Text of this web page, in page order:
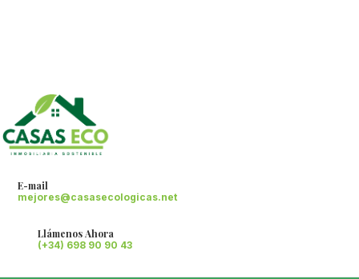
E-mail
mejores@casasecologicas.net
Llámenos Ahora
(+34) 698 90 90 43